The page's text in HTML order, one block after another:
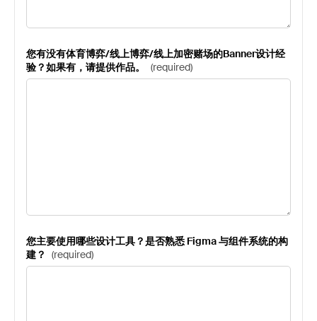
您有没有体育博弈/线上博弈/线上加密赌场的Banner设计经
验？如果有，请提供作品。
(required)
您主要使用哪些设计工具？是否熟悉 Figma 与组件系统的构
建？
(required)